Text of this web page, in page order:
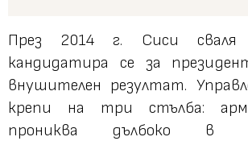
През 2014 г. Сиси сваля
кандидатира се за
внушителен резултат.
крепи на три стълба:
прониква дълбоко в